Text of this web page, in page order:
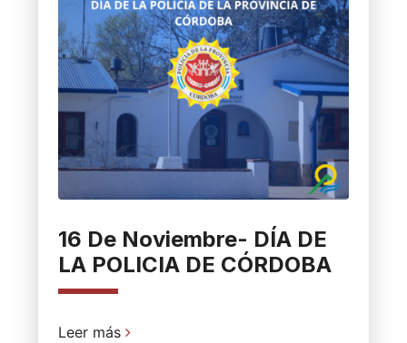
16 De Noviembre- DÍA DE
LA POLICIA DE CÓRDOBA
Leer más